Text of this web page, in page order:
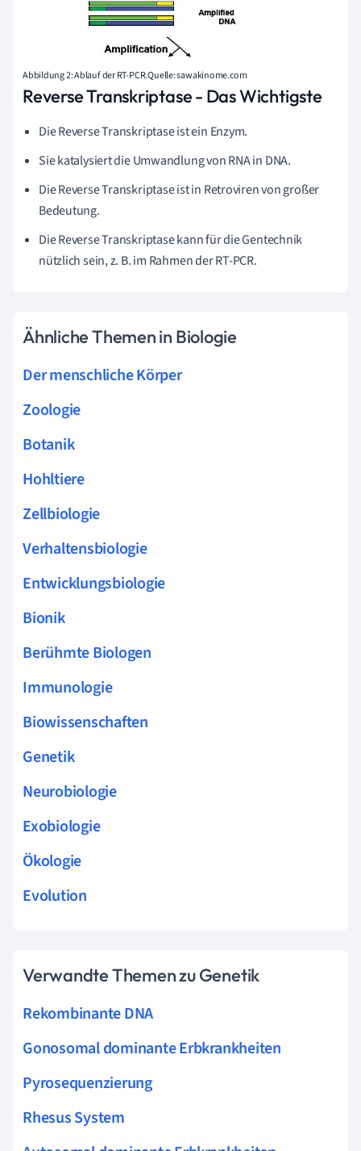
Abbildung 2: Ablauf der RT-PCR.Quelle: sawakinome.com
Reverse Transkriptase - Das Wichtigste
Die Reverse Transkriptase ist ein Enzym.
Sie katalysiert die Umwandlung von RNA in DNA.
Die Reverse Transkriptase ist in Retroviren von großer
Bedeutung.
Die Reverse Transkriptase kann für die Gentechnik
nützlich sein, z. B. im Rahmen der RT-PCR.
Ähnliche Themen in Biologie
Der menschliche Körper
Zoologie
Botanik
Hohltiere
Zellbiologie
Verhaltensbiologie
Entwicklungsbiologie
Bionik
Berühmte Biologen
Immunologie
Biowissenschaften
Genetik
Neurobiologie
Exobiologie
Ökologie
Evolution
Verwandte Themen zu Genetik
Rekombinante DNA
Gonosomal dominante Erbkrankheiten
Pyrosequenzierung
Rhesus System